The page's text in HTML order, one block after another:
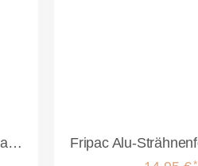
Femmas Bi-Phase Spray Keratin 320 ml